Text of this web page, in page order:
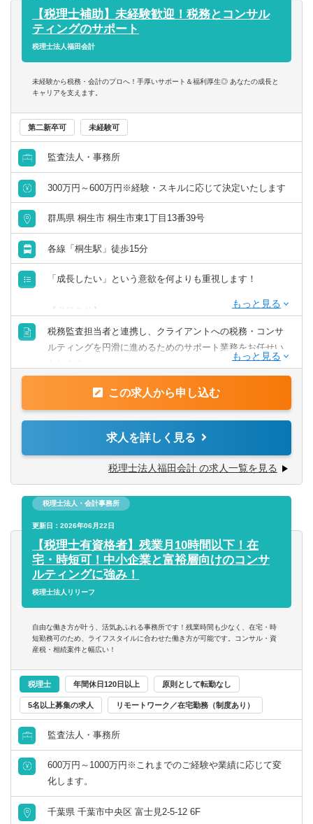
※仕事に対する意欲や、上昇志向のある方、大歓迎です！
人間性を重視しながら採用しているので、たとえ税務の経
験が浅くても、意欲がある方はぜひ一度ご応募ください！
■決算業務、年末調整
■関与先への報告
■新規顧客開拓 etc.
マネーフォワード、freee、弥生、達人、TKC
【税理士補助】未経験歓迎！税務とコンサル
ティングのサポート
税理士法人福田会計
未経験から税務・会計のプロへ！手厚いサポート＆福利厚生◎ あなたの成長と
キャリアを支えます。
第二新卒可 未経験可
監査法人・事務所
300万円～600万円※経験・スキルに応じて決定いたします
群馬県 桐生市 桐生市東1丁目13番39号
各線「桐生駅」徒歩15分
「成長したい」という意欲を何よりも重視します！
【必須条件】
・特になし
・日商簿記検定３級以上／Word及びExcelなど基本PCスキ
税務監査担当者と連携し、クライアントへの税務・コンサ
ルティングを円滑に進めるためのサポート業務をお任せい
豊富な代表や先輩社員が、あなたの習熟度に合わせて業務
の基礎から応用まで丁寧に指導します。
なので、未経験の方でも安心してキャリアをスタートでき
ます。
■税務監査担当のパートナーとして、サポート業務全般をお
任せします。
・サービス提供に必要な各種データの作成
・法令遵守体制の構築支援
・総務・経理部門の組織設計に関するコンサルティング
・業務プロセスにおける課題の修正指導
この求人から申し込む
求人を詳しく見る
税理士法人福田会計 の求人一覧を見る
税理士法人・会計事務所
更新日：2026年06月22日
【税理士有資格者】残業月10時間以下！在
宅・時短可！中小企業と富裕層向けのコンサ
ルティングに強み！
税理士法人リリーフ
自由な働き方が叶う、活気あふれる事務所です！残業時間も少なく、在宅・時
短勤務可のため、ライフスタイルに合わせた働き方が可能です。コンサル・資
産税・相続案件と幅広い！
税理士 年間休日120日以上 原則として転勤なし
5名以上募集の求人 リモートワーク／在宅勤務（制度あり）
監査法人・事務所
600万円～1000万円※これまでのご経験や業績に応じて変
化します。
千葉県 千葉市中央区 富士見2-5-12 6F
税理士
税理士科目合格
日商簿記検定2級
日商簿記検定3級
会計事務所・税理士法人
コンサルティングファーム
金融機関
北海道・東北
北海道 青森県
秋田県 山形県
福島県
関東
茨城県 栃木県
コンサルタント／監査法人／士業関連
すべて選択する
経営・戦略コンサルタント
財務・会計・税務コンサルタント
人事・組織コンサルタント
その他（コンサルタント）